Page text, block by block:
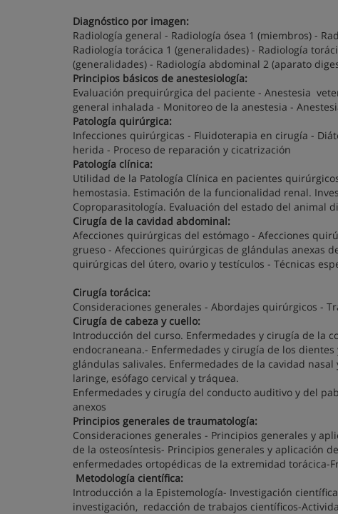
Diagnóstico por imagen:
Radiología general - Radiología ósea 1 (miembros) -
Radiología torácica 1 (generalidades) - Radiología
(generalidades) - Radiología abdominal 2 (aparato
Principios básicos de anestesiología:
Evaluación prequirúrgica del paciente - Anestesia
general inhalada - Monitoreo de la anestesia -
Patología quirúrgica:
Infecciones quirúrgicas - Fluidoterapia en cirugía -
herida - Proceso de reparación y cicatrización
Patología clínica:
Utilidad de la Patología Clínica en pacientes
hemostasia. Estimación de la funcionalidad renal.
Coproparasitología. Evaluación del estado del animal
Cirugía de la cavidad abdominal:
Afecciones quirúrgicas del estómago - Afecciones
grueso - Afecciones quirúrgicas de glándulas anexas
quirúrgicas del útero, ovario y testículos - Técnicas
Cirugía torácica:
Consideraciones generales - Abordajes quirúrgicos -
Cirugía de cabeza y cuello:
Introducción del curso. Enfermedades y cirugía de la
endocraneana.- Enfermedades y cirugía de los
glándulas salivales. Enfermedades de la cavidad
laringe, esófago cervical y tráquea.
Enfermedades y cirugía del conducto auditivo y del
anexos
Principios generales de traumatología:
Consideraciones generales - Principios generales y
de la osteosíntesis- Principios generales y aplicación
enfermedades ortopédicas de la extremidad torácica-
Metodología científica:
Introducción a la Epistemología- Investigación
investigación, redacción de trabajos científicos-